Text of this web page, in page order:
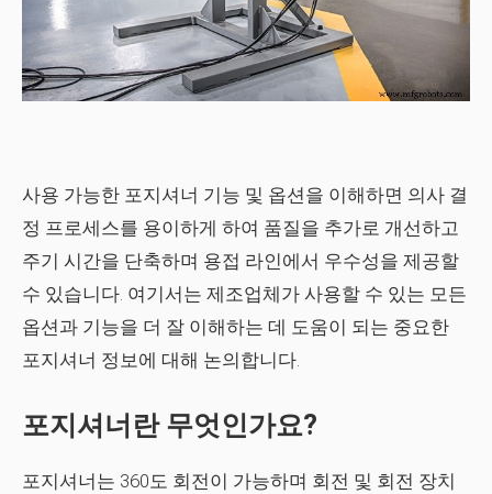
사용 가능한 포지셔너 기능 및 옵션을 이해하면 의사 결
정 프로세스를 용이하게 하여 품질을 추가로 개선하고
주기 시간을 단축하며 용접 라인에서 우수성을 제공할
수 있습니다. 여기서는 제조업체가 사용할 수 있는 모든
옵션과 기능을 더 잘 이해하는 데 도움이 되는 중요한
포지셔너 정보에 대해 논의합니다.
포지셔너란 무엇인가요?
포지셔너는 360도 회전이 가능하며 회전 및 회전 장치